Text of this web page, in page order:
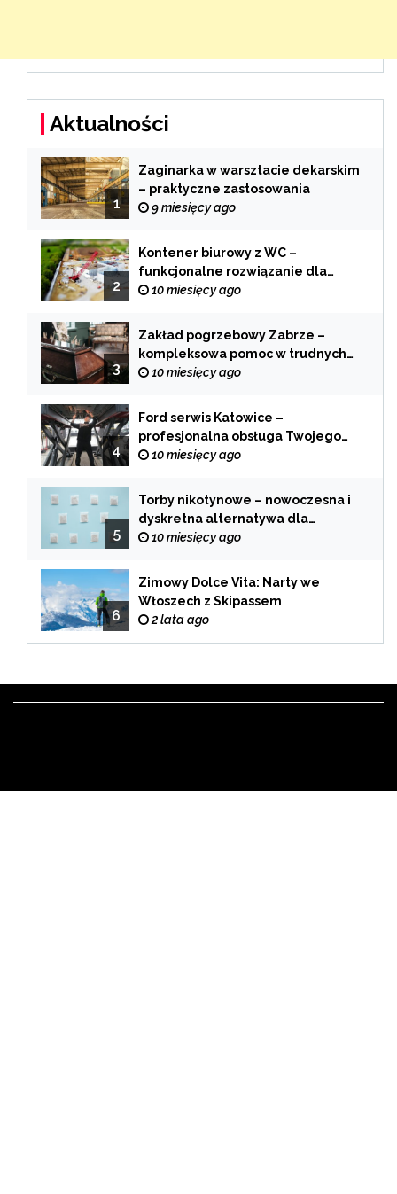
Aktualności
1
Zaginarka w warsztacie dekarskim
– praktyczne zastosowania
9 miesięcy ago
2
Kontener biurowy z WC –
funkcjonalne rozwiązanie dla
każdej branży
10 miesięcy ago
3
Zakład pogrzebowy Zabrze –
kompleksowa pomoc w trudnych
chwilach
10 miesięcy ago
4
Ford serwis Katowice –
profesjonalna obsługa Twojego
samochodu
10 miesięcy ago
5
Torby nikotynowe – nowoczesna i
dyskretna alternatywa dla
tradycyjnego palenia
10 miesięcy ago
6
Zimowy Dolce Vita: Narty we
Włoszech z Skipassem
2 lata ago